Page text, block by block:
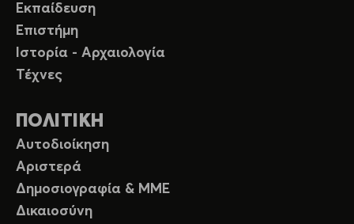
Εκπαίδευση
Επιστήμη
Ιστορία - Αρχαιολογία
Τέχνες
ΠΟΛΙΤΙΚΗ
Αυτοδιοίκηση
Αριστερά
Δημοσιογραφία & ΜΜΕ
Δικαιοσύνη